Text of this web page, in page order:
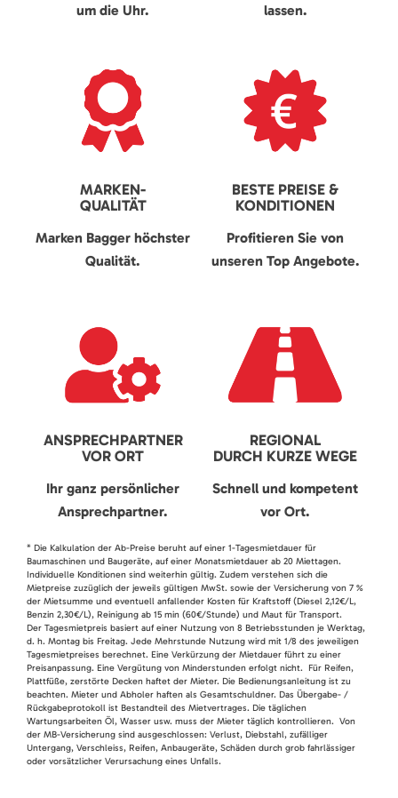
um die Uhr.
lassen.
MARKEN-
QUALITÄT
Marken Bagger höchster
Qualität.
BESTE PREISE &
KONDITIONEN
Profitieren Sie von
unseren Top Angebote.
ANSPRECHPARTNER
VOR ORT
Ihr ganz persönlicher
Ansprechpartner.
REGIONAL
DURCH KURZE WEGE
Schnell und kompetent
vor Ort.
* Die Kalkulation der Ab-Preise beruht auf einer 1-Tagesmietdauer für
Baumaschinen und Baugeräte, auf einer Monatsmietdauer ab 20 Miettagen.
Individuelle Konditionen sind weiterhin gültig. Zudem verstehen sich die
Mietpreise zuzüglich der jeweils gültigen MwSt. sowie der Versicherung von 7 %
der Mietsumme und eventuell anfallender Kosten für Kraftstoff (Diesel 2,12€/L,
Benzin 2,30€/L), Reinigung ab 15 min (60€/Stunde) und Maut für Transport.
Der Tagesmietpreis basiert auf einer Nutzung von 8 Betriebsstunden je Werktag,
d. h. Montag bis Freitag. Jede Mehrstunde Nutzung wird mit 1/8 des jeweiligen
Tagesmietpreises berechnet. Eine Verkürzung der Mietdauer führt zu einer
Preisanpassung. Eine Vergütung von Minderstunden erfolgt nicht. Für Reifen,
Plattfüße, zerstörte Decken haftet der Mieter. Die Bedienungsanleitung ist zu
beachten. Mieter und Abholer haften als Gesamtschuldner. Das Übergabe- /
Rückgabeprotokoll ist Bestandteil des Mietvertrages. Die täglichen
Wartungsarbeiten Öl, Wasser usw. muss der Mieter täglich kontrollieren. Von
der MB-Versicherung sind ausgeschlossen: Verlust, Diebstahl, zufälliger
Untergang, Verschleiss, Reifen, Anbaugeräte, Schäden durch grob fahrlässiger
oder vorsätzlicher Verursachung eines Unfalls.